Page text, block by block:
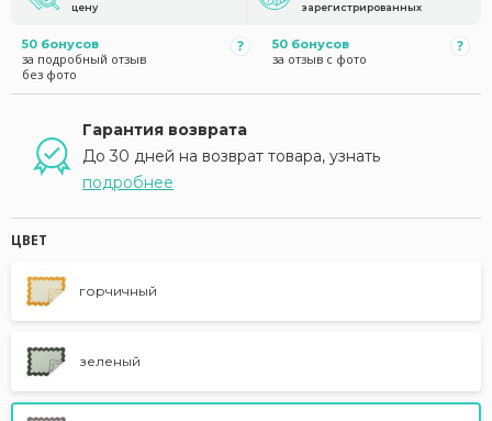
цену
зарегистрированных
50 бонусов
за подробный отзыв
без фото
50 бонусов
за отзыв с фото
Гарантия возврата
До 30 дней на возврат товара, узнать
подробнее
ЦВЕТ
горчичный
зеленый